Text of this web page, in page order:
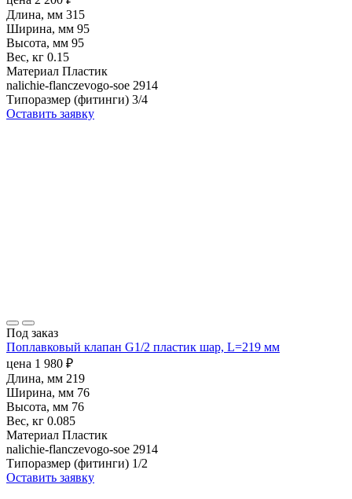
Длина, мм 315
Ширина, мм 95
Высота, мм 95
Вес, кг 0.15
Материал Пластик
nalichie-flanczevogo-soe 2914
Типоразмер (фитинги) 3/4
Оставить заявку
Под заказ
Поплавковый клапан G1/2 пластик шар, L=219 мм
цена 1 980 ₽
Длина, мм 219
Ширина, мм 76
Высота, мм 76
Вес, кг 0.085
Материал Пластик
nalichie-flanczevogo-soe 2914
Типоразмер (фитинги) 1/2
Оставить заявку